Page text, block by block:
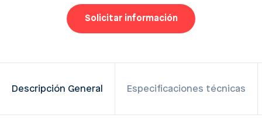
Solicitar información
Descripción General Especificaciones técnicas